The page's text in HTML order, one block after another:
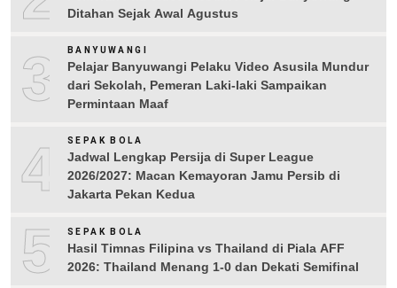
Ditahan Sejak Awal Agustus
3 BANYUWANGI
Pelajar Banyuwangi Pelaku Video Asusila Mundur
dari Sekolah, Pemeran Laki-laki Sampaikan
Permintaan Maaf
4 SEPAK BOLA
Jadwal Lengkap Persija di Super League
2026/2027: Macan Kemayoran Jamu Persib di
Jakarta Pekan Kedua
5 SEPAK BOLA
Hasil Timnas Filipina vs Thailand di Piala AFF
2026: Thailand Menang 1-0 dan Dekati Semifinal